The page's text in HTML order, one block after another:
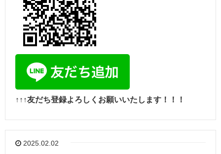
↑↑↑友だち登録よろしくお願いいたします！！！
2025.02.02